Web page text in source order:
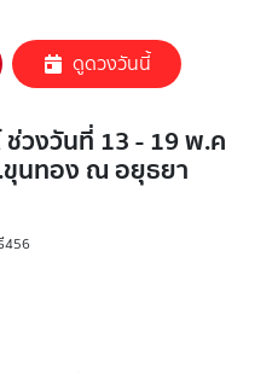
ดูดวงวันนี้
วงวันที่ 13 - 19 พ.ค
ขุนทอง ณ อยุธยา
456